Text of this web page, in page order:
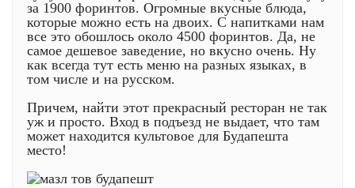
за 1900 форинтов. Огромные вкусные блюда,
которые можно есть на двоих. С напитками нам
все это обошлось около 4500 форинтов. Да, не
самое дешевое заведение, но вкусно очень. Ну
как всегда тут есть меню на разных языках, в
том числе и на русском.
Причем, найти этот прекрасный ресторан не так
уж и просто. Вход в подъезд не выдает, что там
может находится культовое для Будапешта
место!